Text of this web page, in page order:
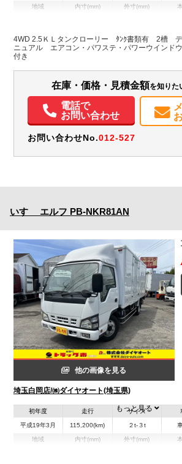
地域 内寸(mm) 外寸(mm)
装備情報
エアコン パワステ パワーウィンドウ ABS エア
4WD 2.5ＫＬタンクローリー ﾀﾝｸ書類有 2槽
ニュアル エアコン・パワステ・パワーウインド
付き
在庫・価格・見積金額を知りた
電話で
お問い合わせ
お問い合わせNo.012-527
いすゞ エルフ PB-NKR81AN
他の画像を見る
埼玉白岡店/㈱ダイヤオート(埼玉県)
初年度
平成19年3月
走行
115,200(km)
サイズ
２t-３t
地域 内寸(mm) 外寸(mm)
もっと見る